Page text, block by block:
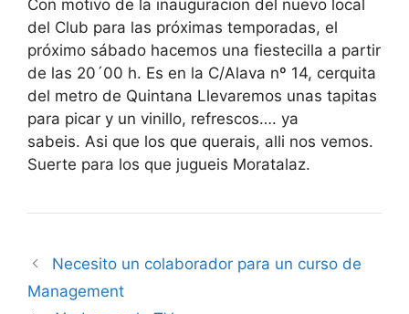
Con motivo de la inauguracion del nuevo local
del Club para las próximas temporadas, el
próximo sábado hacemos una fiestecilla a partir
de las 20´00 h. Es en la C/Alava nº 14, cerquita
del metro de Quintana Llevaremos unas tapitas
para picar y un vinillo, refrescos…. ya
sabeis. Asi que los que querais, alli nos vemos.
Suerte para los que jugueis Moratalaz.
Necesito un colaborador para un curso de
Management